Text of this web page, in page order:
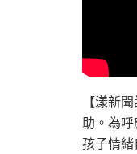
【漾新
助。為
孩子情